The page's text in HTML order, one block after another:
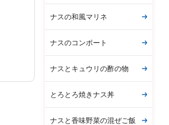
ナスの和風マリネ
ナスのコンポート
ナスとキュウリの酢の物
とろとろ焼きナス丼
ナスと香味野菜の混ぜご飯